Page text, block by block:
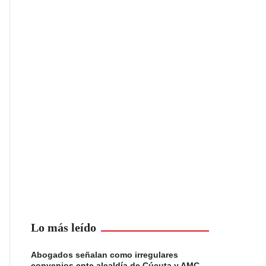
Lo más leído
Abogados señalan como irregulares